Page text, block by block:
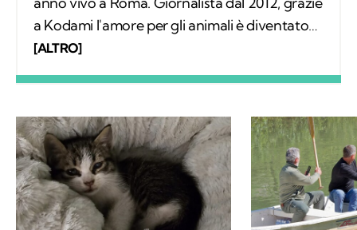
a Kodami l'amore per gli animali è diventato
un lavoro attraverso cui provo a fare la
libero tanti libri, qualche viaggio e una
continua scoperta di ciò che mi circonda.
[ALTRO]